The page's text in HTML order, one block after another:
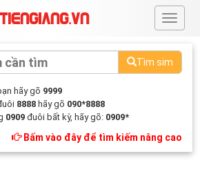
#
Tìm sim
hãy gõ 9999
8888 hãy gõ 090*8888
0909 đuôi bất kỳ, hãy gõ: 0909*
Bấm vào đây để tìm kiếm nâng cao